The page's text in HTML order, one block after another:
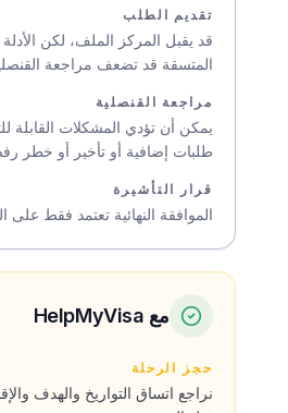
تقديم الطلب
قد يقبل المركز الملف، لكن الأدلة
المتسقة قد تضعف مراجعة
مراجعة القنصلية
يمكن أن تؤدي المشكلات القابلة
طلبات إضافية أو تأخير أو خطر
قرار التأشيرة
الموافقة النهائية تعتمد فقط على
مع HelpMyVisa
حجز الرحلة
نراجع اتساق التواريخ والهدف